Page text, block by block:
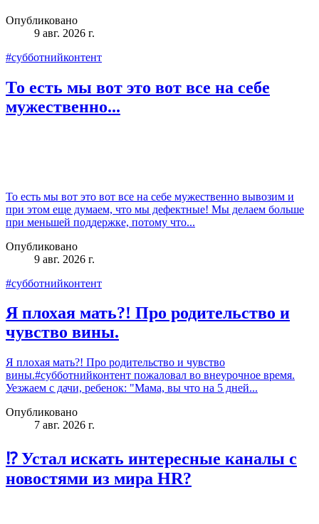
Опубликовано
9 авг. 2026 г.
#субботнийконтент
То есть мы вот это вот все на себе
мужественно...
То есть мы вот это вот все на себе мужественно вывозим и
при этом еще думаем, что мы дефектные! Мы делаем больше
при меньшей поддержке, потому что...
Опубликовано
9 авг. 2026 г.
#субботнийконтент
Я плохая мать?! Про родительство и
чувство вины.
Я плохая мать?! Про родительство и чувство
вины.#субботнийконтент пожаловал во внеурочное время.
Уезжаем с дачи, ребенок: "Мама, вы что на 5 дней...
Опубликовано
7 авг. 2026 г.
⁉️ Устал искать интересные каналы с
новостями из мира HR?